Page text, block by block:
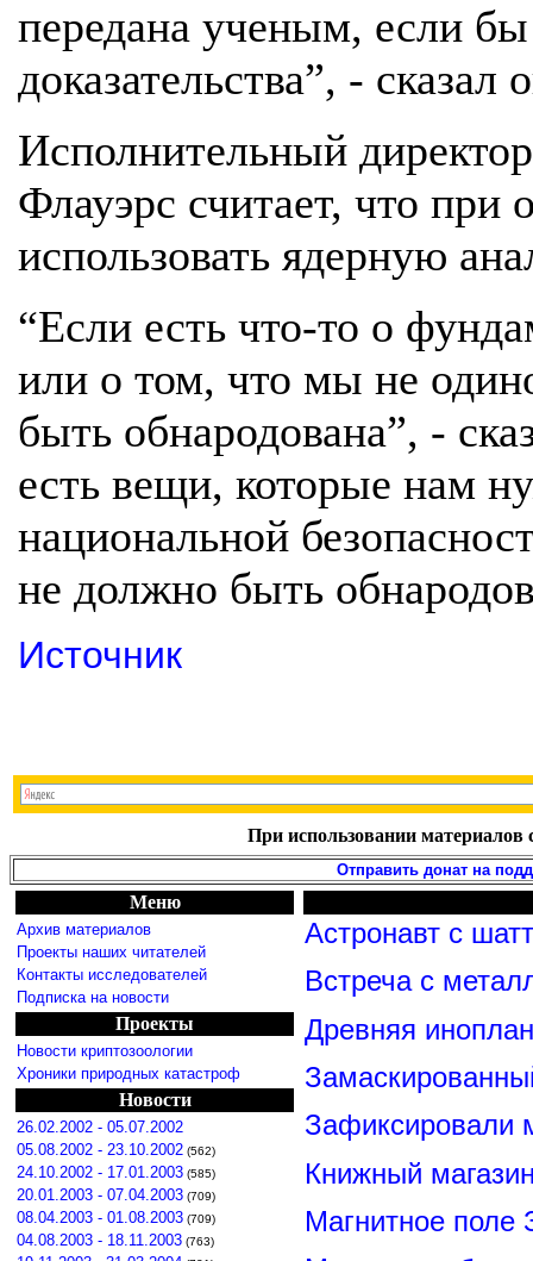
передана ученым, если
доказательства”, - сказал
Исполнительный
Флауэрс считает, что
использовать ядерную
“Если есть что-то о
или о том, что мы не
быть обнародована”, -
есть вещи, которые нам
национальной
не должно быть
Источник
При использовании материалов
Отправить донат на
Меню
Архив материалов
Проекты наших читателей
Контакты исследователей
Подписка на новости
Проекты
Новости криптозоологии
Хроники природных катастроф
Новости
26.02.2002 - 05.07.2002
05.08.2002 - 23.10.2002 (562)
24.10.2002 - 17.01.2003 (585)
20.01.2003 - 07.04.2003 (709)
08.04.2003 - 01.08.2003 (709)
04.08.2003 - 18.11.2003 (763)
Астронавт с
Встреча с
Древняя
Зафиксировали
Книжный
Магнитное поле